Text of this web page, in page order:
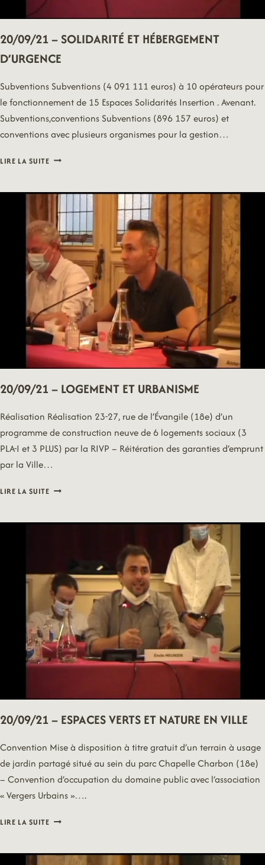
20/09/21 – SOLIDARITÉ ET HÉBERGEMENT
D’URGENCE
Subventions Subventions (4 091 111 euros) à 10 opérateurs pour
le fonctionnement de 15 Espaces Solidarités Insertion . Avenant.
Subventions,conventions Subventions (896 157 euros) et
conventions avec plusieurs organismes pour la gestion…
LIRE LA SUITE20/09/21
ET
HÉBERGEMENT
D’URGENCE
20/09/21 – LOGEMENT ET URBANISME
Réalisation Réalisation 23-27, rue de l’Évangile (18e) d’un
programme de construction neuve de 6 logements sociaux (3
PLA-I et 3 PLUS) par la RIVP – Réitération des garanties d’emprunt
par la Ville…
LIRE LA SUITE20/09/21
ET
20/09/21 – ESPACES VERTS ET NATURE EN VILLE
Convention Mise à disposition à titre gratuit d’un terrain à usage
de jardin partagé situé au sein du parc Chapelle Charbon (18e)
– Convention d’occupation du domaine public avec l’association
« Vergers Urbains »….
LIRE LA SUITE20/09/21
VERTS